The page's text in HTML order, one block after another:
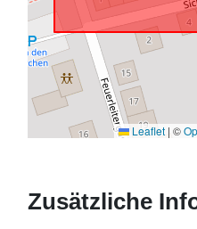
Leaflet | ©
Zusätzliche